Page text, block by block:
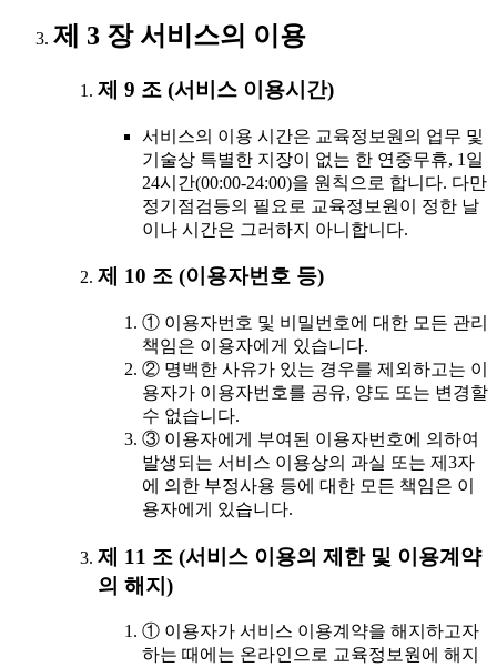
제 3 장 서비스의 이용
제 9 조 (서비스 이용시간)
서비스의 이용 시간은 교육정보원의 업무 및
기술상 특별한 지장이 없는 한 연중무휴, 1일
24시간(00:00-24:00)을 원칙으로 합니다. 다만
정기점검등의 필요로 교육정보원이 정한 날
이나 시간은 그러하지 아니합니다.
제 10 조 (이용자번호 등)
① 이용자번호 및 비밀번호에 대한 모든 관리
책임은 이용자에게 있습니다.
② 명백한 사유가 있는 경우를 제외하고는 이
용자가 이용자번호를 공유, 양도 또는 변경할
수 없습니다.
③ 이용자에게 부여된 이용자번호에 의하여
발생되는 서비스 이용상의 과실 또는 제3자
에 의한 부정사용 등에 대한 모든 책임은 이
용자에게 있습니다.
제 11 조 (서비스 이용의 제한 및 이용계약
의 해지)
① 이용자가 서비스 이용계약을 해지하고자
하는 때에는 온라인으로 교육정보원에 해지